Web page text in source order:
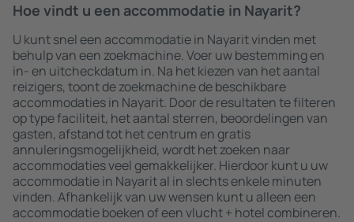
Hoe vindt u een accommodatie in Nayarit?
U kunt snel een accommodatie in Nayarit vinden met
behulp van een zoekmachine. Voer uw bestemming en
in- en uitcheckdatum in. Na het kiezen van het aantal
reizigers, toont de zoekmachine de beschikbare
accommodaties in Nayarit. Door de resultaten te filteren
op type faciliteit, het aantal sterren, beoordelingen van
gasten, afstand tot het centrum en gratis
annuleringsmogelijkheid, wordt het zoeken naar
accommodaties veel gemakkelijker. Hierdoor kunt u uw
accommodatie in Nayarit al in slechts enkele minuten
vinden. Afhankelijk van uw wensen kunt u alleen een
accommodatie boeken of een vlucht + hotel combineren.